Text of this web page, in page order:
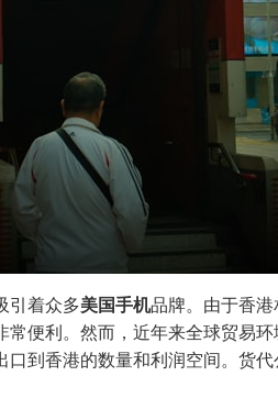
引着众多美国手机品牌。由于香
便利。然而，近年来全球贸易
口到香港的数量和利润空间。货